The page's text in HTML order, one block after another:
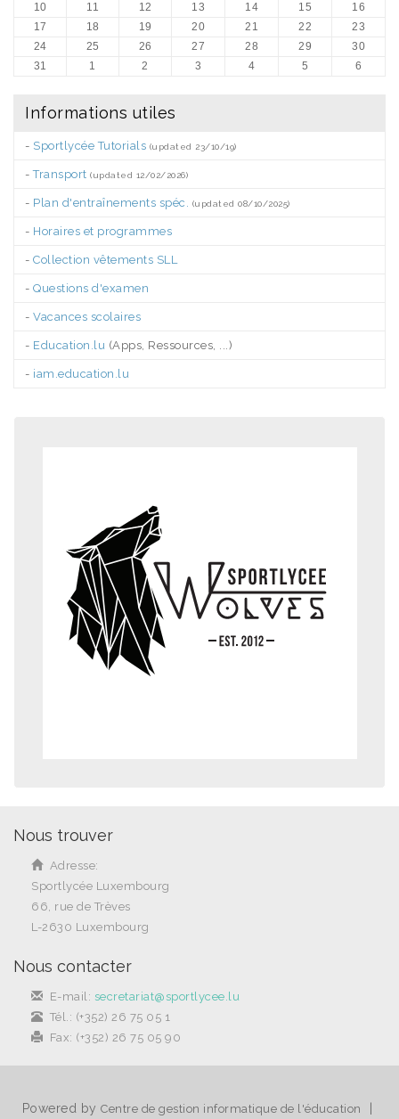
10
11 12 13 14 15
16
17
18 19 20 21 22
23
24
25 26 27 28 29
30
31
1 2 3 4 5 6
Informations utiles
- Sportlycée Tutorials (updated 23/10/19)
-Transport (updated 12/02/2026)
- Plan d'entraînements spéc. (updated 08/10/2025)
- Horaires et programmes
- Collection vêtements SLL
- Questions d'examen
- Vacances scolaires
- Education.lu (Apps, Ressources, ...)
- iam.education.lu
Nous trouver
Adresse:
Sportlycée Luxembourg
66, rue de Trèves
L-2630 Luxembourg
Nous contacter
E-mail: secretariat@sportlycee.lu
Tél.: (+352) 26 75 05 1
Fax: (+352) 26 75 05 90
Powered by Centre de gestion informatique de l'éducation